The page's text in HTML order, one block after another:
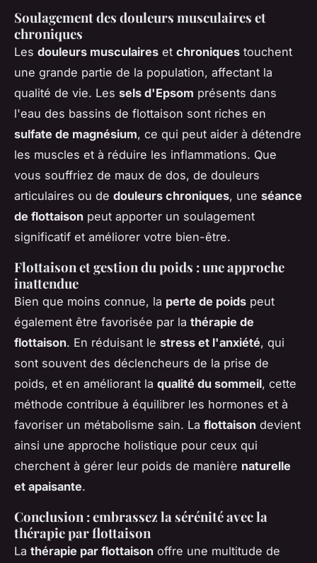
Soulagement des douleurs musculaires et
chroniques
Les douleurs musculaires et chroniques touchent
une grande partie de la population, affectant la
qualité de vie. Les sels d'Epsom présents dans
l'eau des bassins de flottaison sont riches en
sulfate de magnésium, ce qui peut aider à détendre
les muscles et à réduire les inflammations. Que
vous souffriez de maux de dos, de douleurs
articulaires ou de douleurs chroniques, une séance
de flottaison peut apporter un soulagement
significatif et améliorer votre bien-être.
Flottaison et gestion du poids : une approche
inattendue
Bien que moins connue, la perte de poids peut
également être favorisée par la thérapie de
flottaison. En réduisant le stress et l'anxiété, qui
sont souvent des déclencheurs de la prise de
poids, et en améliorant la qualité du sommeil, cette
méthode contribue à équilibrer les hormones et à
favoriser un métabolisme sain. La flottaison devient
ainsi une approche holistique pour ceux qui
cherchent à gérer leur poids de manière naturelle
et apaisante.
Conclusion : embrassez la sérénité avec la
thérapie par flottaison
La thérapie par flottaison offre une multitude de